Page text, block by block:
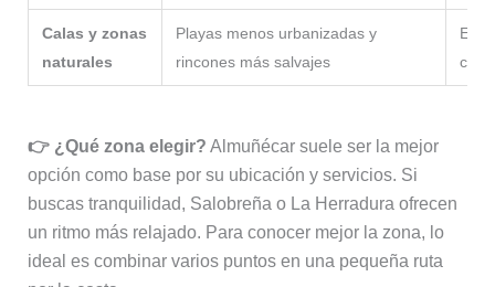
Calas y zonas
naturales
Playas menos urbanizadas y
rincones más salvajes
👉 ¿Qué zona elegir? Almuñécar suele ser la mejor
opción como base por su ubicación y servicios. Si
buscas tranquilidad, Salobreña o La Herradura ofrecen
un ritmo más relajado. Para conocer mejor la zona, lo
ideal es combinar varios puntos en una pequeña ruta